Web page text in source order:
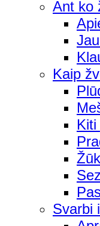
Ant ko
Kaip
Svarbi